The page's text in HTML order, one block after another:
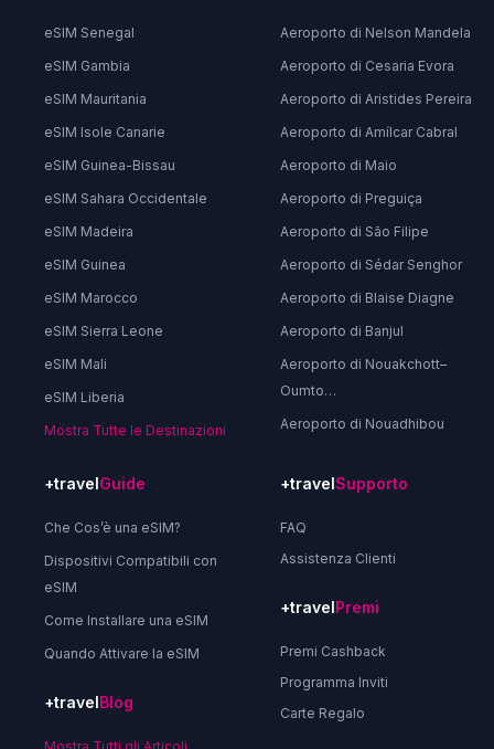
eSIM Senegal
eSIM Gambia
eSIM Mauritania
eSIM Isole Canarie
eSIM Guinea-Bissau
eSIM Sahara Occidentale
eSIM Madeira
eSIM Guinea
eSIM Marocco
eSIM Sierra Leone
eSIM Mali
eSIM Liberia
Mostra Tutte le Destinazioni
Aeroporto di Nelson Mandela
Aeroporto di Cesaria Evora
Aeroporto di Aristides Pereira
Aeroporto di Amílcar Cabral
Aeroporto di Maio
Aeroporto di Preguiça
Aeroporto di São Filipe
Aeroporto di Sédar Senghor
Aeroporto di Blaise Diagne
Aeroporto di Banjul
Aeroporto di Nouakchott–
Oumto…
Aeroporto di Nouadhibou
+travelGuide
Che Cos’è una eSIM?
Dispositivi Compatibili con
eSIM
Come Installare una eSIM
Quando Attivare la eSIM
+travelBlog
+travelSupporto
FAQ
Assistenza Clienti
+travelPremi
Premi Cashback
Programma Inviti
Carte Regalo